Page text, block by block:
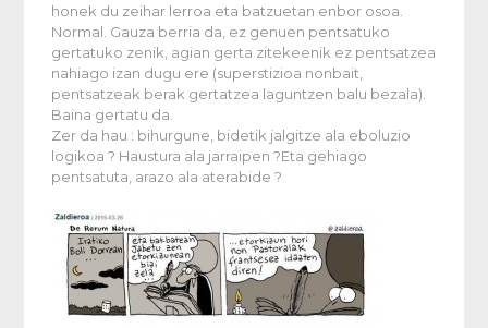
honek du zeihar lerroa eta batzuetan enbor osoa.
Normal. Gauza berria da, ez genuen pentsatuko
gertatuko zenik, agian gerta zitekeenik ez pentsatzea
nahiago izan dugu ere (superstizioa nonbait,
pentsatzeak berak gertatzea laguntzen balu bezala).
Baina gertatu da.
Zer da hau : bihurgune, bidetik jalgitze ala eboluzio
logikoa ? Haustura ala jarraipen ?Eta gehiago
pentsatuta, arazo ala aterabide ?